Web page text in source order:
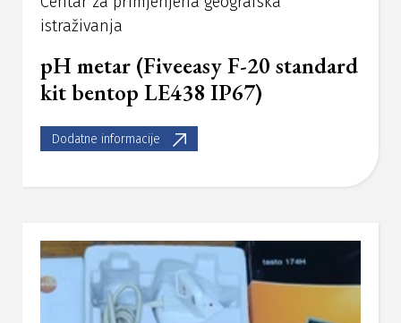
istraživanja
pH metar (Fiveeasy F-20 standard
kit bentop LE438 IP67)
Dodatne informacije